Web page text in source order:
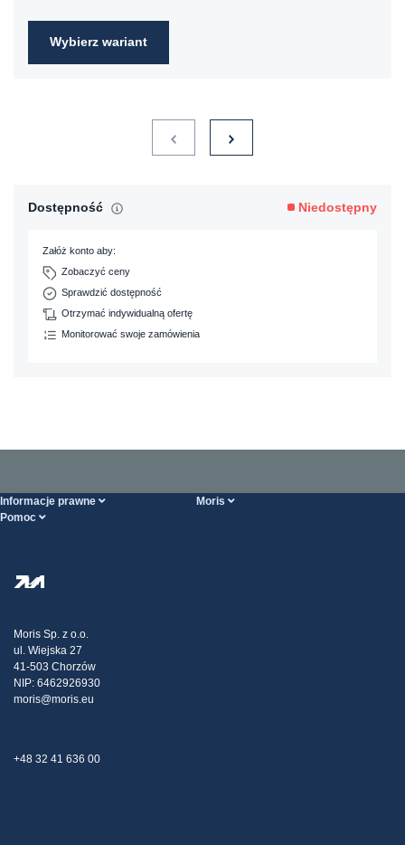
Wybierz wariant
Dostępność Niedostępny
Załóż konto aby:
Zobaczyć ceny
Sprawdzić dostępność
Otrzymać indywidualną ofertę
Monitorować swoje zamówienia
Informacje prawne Moris
Pomoc
Transport
Reklamacje
Moris Sp. z o.o.
ul. Wiejska 27
41-503 Chorzów
NIP: 6462926930
moris@moris.eu
+48 32 41 636 00